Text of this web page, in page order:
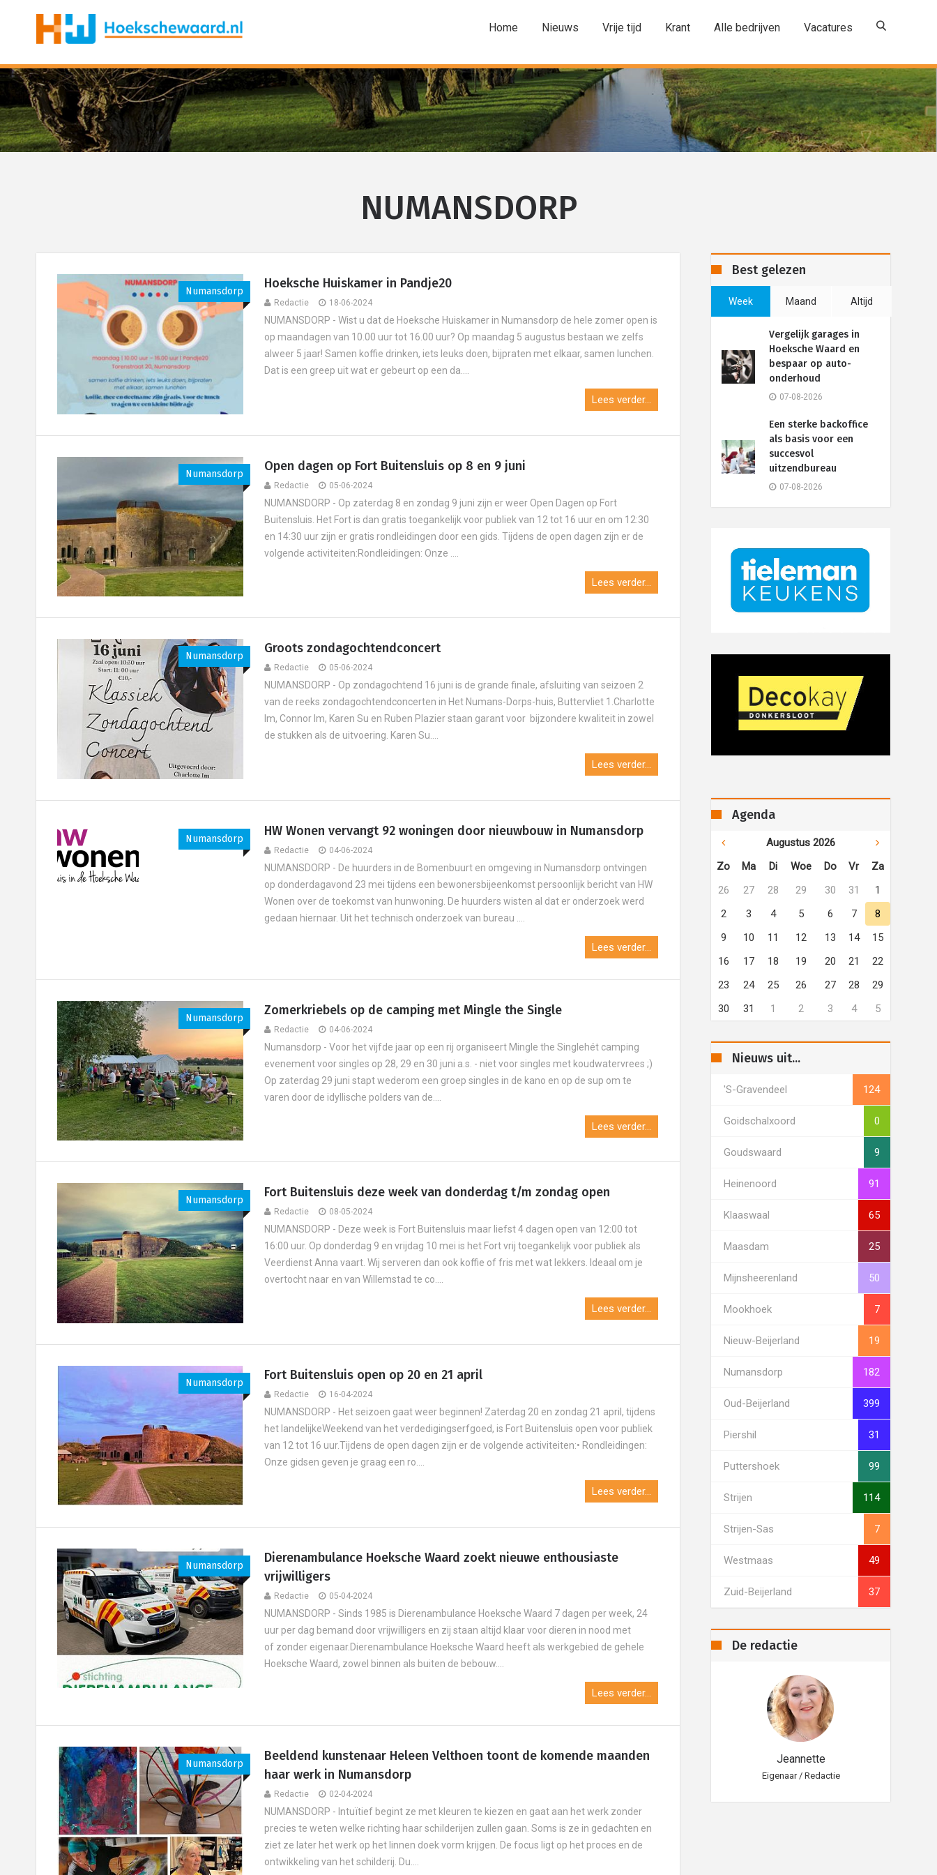
Home Nieuws Vrije tijd Krant Alle bedrijven Vacatures
NUMANSDORP
Numansdorp
Hoeksche Huiskamer in Pandje20
Redactie 18-06-2024
NUMANSDORP - Wist u dat de Hoeksche Huiskamer in Numansdorp de hele zomer open is
op maandagen van 10.00 uur tot 16.00 uur? Op maandag 5 augustus bestaan we zelfs
alweer 5 jaar! Samen koffie drinken, iets leuks doen, bijpraten met elkaar, samen lunchen.
Dat is een greep uit wat er gebeurt op een da....
Lees verder...
Numansdorp
Open dagen op Fort Buitensluis op 8 en 9 juni
Redactie 05-06-2024
NUMANSDORP - Op zaterdag 8 en zondag 9 juni zijn er weer Open Dagen op Fort
Buitensluis. Het Fort is dan gratis toegankelijk voor publiek van 12 tot 16 uur en om 12:30
en 14:30 uur zijn er gratis rondleidingen door een gids. Tijdens de open dagen zijn er de
volgende activiteiten:Rondleidingen: Onze ....
Lees verder...
Numansdorp
Groots zondagochtendconcert
Redactie 05-06-2024
NUMANSDORP - Op zondagochtend 16 juni is de grande finale, afsluiting van seizoen 2
van de reeks zondagochtendconcerten in Het Numans-Dorps-huis, Buttervliet 1.Charlotte
Im, Connor Im, Karen Su en Ruben Plazier staan garant voor bijzondere kwaliteit in zowel
de stukken als de uitvoering. Karen Su....
Lees verder...
Numansdorp
HW Wonen vervangt 92 woningen door nieuwbouw in Numansdorp
Redactie 04-06-2024
NUMANSDORP - De huurders in de Bomenbuurt en omgeving in Numansdorp ontvingen
op donderdagavond 23 mei tijdens een bewonersbijeenkomst persoonlijk bericht van HW
Wonen over de toekomst van hunwoning. De huurders wisten al dat er onderzoek werd
gedaan hiernaar. Uit het technisch onderzoek van bureau ....
Lees verder...
Numansdorp
Zomerkriebels op de camping met Mingle the Single
Redactie 04-06-2024
Numansdorp - Voor het vijfde jaar op een rij organiseert Mingle the Singlehét camping
evenement voor singles op 28, 29 en 30 juni a.s. - niet voor singles met koudwatervrees ;)
Op zaterdag 29 juni stapt wederom een groep singles in de kano en op de sup om te
varen door de idyllische polders van de....
Lees verder...
Numansdorp
Fort Buitensluis deze week van donderdag t/m zondag open
Redactie 08-05-2024
NUMANSDORP - Deze week is Fort Buitensluis maar liefst 4 dagen open van 12:00 tot
16:00 uur. Op donderdag 9 en vrijdag 10 mei is het Fort vrij toegankelijk voor publiek als
Veerdienst Anna vaart. Wij serveren dan ook koffie of fris met wat lekkers. Ideaal om je
overtocht naar en van Willemstad te co....
Lees verder...
Numansdorp
Fort Buitensluis open op 20 en 21 april
Redactie 16-04-2024
NUMANSDORP - Het seizoen gaat weer beginnen! Zaterdag 20 en zondag 21 april, tijdens
het landelijkeWeekend van het verdedigingserfgoed, is Fort Buitensluis open voor publiek
van 12 tot 16 uur.Tijdens de open dagen zijn er de volgende activiteiten:• Rondleidingen:
Onze gidsen geven je graag een ro....
Lees verder...
Numansdorp
Dierenambulance Hoeksche Waard zoekt nieuwe enthousiaste
vrijwilligers
Redactie 05-04-2024
NUMANSDORP - Sinds 1985 is Dierenambulance Hoeksche Waard 7 dagen per week, 24
uur per dag bemand door vrijwilligers en zij staan altijd klaar voor dieren in nood met
of zonder eigenaar.Dierenambulance Hoeksche Waard heeft als werkgebied de gehele
Hoeksche Waard, zowel binnen als buiten de bebouw....
Lees verder...
Numansdorp
Beeldend kunstenaar Heleen Velthoen toont de komende maanden
haar werk in Numansdorp
Redactie 02-04-2024
NUMANSDORP - Intuïtief begint ze met kleuren te kiezen en gaat aan het werk zonder
precies te weten welke richting haar schilderijen zullen gaan. Soms is ze in gedachten en
ziet ze later het werk op het linnen doek vorm krijgen. De focus ligt op het proces en de
ontwikkeling van het schilderij. Du....
Best gelezen
Week Maand Altijd
Vergelijk garages in
Hoeksche Waard en
bespaar op auto-
onderhoud
07-08-2026
Een sterke backoffice
als basis voor een
succesvol
uitzendbureau
07-08-2026
Agenda
Augustus 2026
Zo
Ma Di Woe Do Vr
Za
26
27 28 29 30 31
1
2
3 4 5 6 7
8
9
10 11 12 13 14
15
16
17 18 19 20 21
22
23
24 25 26 27 28
29
30
31 1 2 3 4 5
Nieuws uit...
's-Gravendeel 124
Goidschalxoord 0
Goudswaard 9
Heinenoord 91
Klaaswaal 65
Maasdam 25
Mijnsheerenland 50
Mookhoek 7
Nieuw-Beijerland 19
Numansdorp 182
Oud-Beijerland 399
Piershil 31
Puttershoek 99
Strijen 114
Strijen-Sas 7
Westmaas 49
Zuid-Beijerland 37
De redactie
Jeannette Jeannette
Eigenaar / Redactie